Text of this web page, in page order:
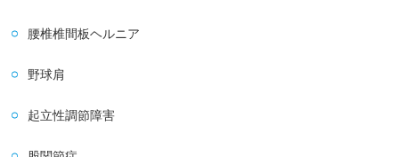
腰椎椎間板ヘルニア
野球肩
起立性調節障害